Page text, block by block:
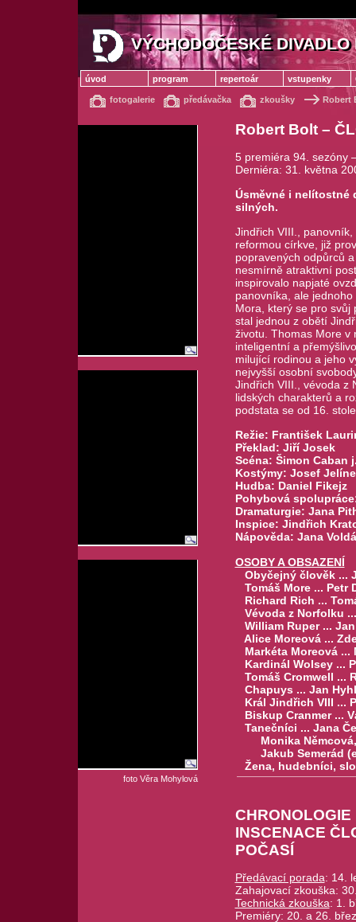
VÝCHODOČESKÉ
VÝCHODOČESKÉ DIVADLO
úvod program repertoár vstupenky
fotogalerie předávačka zkoušky Robert
foto Věra Mohylová
Robert Bolt –
5 premiéra 94. sezóny
Derniéra: 31. května
Úsměvné i nelítostné
silných.
Jindřich VIII.,
reformou církve, již
popravených odpůrců
nesmírně atraktivní
inspirovalo napjaté
panovníka, ale
Mora, který se pro svůj
stal jednou z obětí
životu. Thomas More v
inteligentní a
milující rodinou a jeho
nejvyšší osobní
Jindřich VIII., vévoda z
lidských charakterů a
podstata se od 16.
Režie: František
Překlad: Jiří Josek
Scéna: Šimon Caban
Kostýmy: Josef
Hudba: Daniel Fikejz
Pohybová
Dramaturgie: Jana
Inspice: Jindřich
Nápověda: Jana
OSOBY A OBSAZENÍ
Obyčejný člověk ...
Tomáš More ... Petr
Richard Rich ...
Vévoda z Norfolku
William Ruper ...
Alice Moreová ...
Markéta Moreová ...
Kardinál Wolsey ...
Tomáš Cromwell ...
Chapuys ... Jan
Král Jindřich VIII ...
Biskup Cranmer ...
Tanečníci ... Jana
Monika Němcová,
Jakub Semerád
Žena, hudebníci,
CHRONOLOGIE
INSCENACE
POČASÍ
Předávací porada: 14.
Zahajovací zkouška:
Technická zkouška: 1.
Premiéry: 20. a 26.